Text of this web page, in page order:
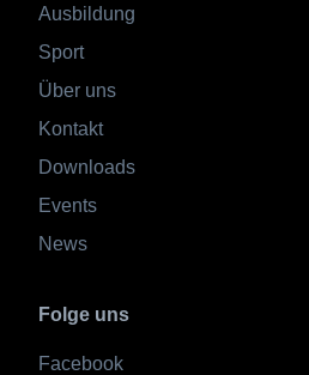
Ausbildung
Sport
Über uns
Kontakt
Downloads
Events
News
Folge uns
Facebook